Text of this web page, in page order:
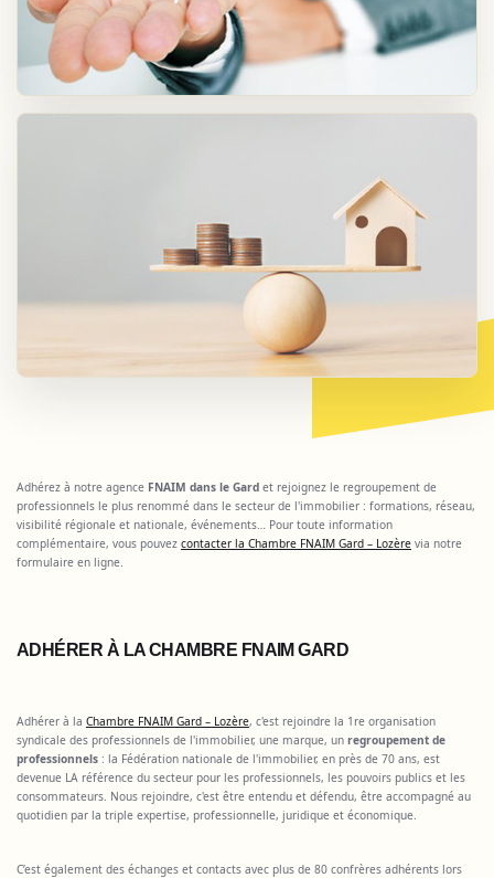
Adhérez à notre agence FNAIM dans le Gard et rejoignez le regroupement de
professionnels le plus renommé dans le secteur de l'immobilier : formations, réseau,
visibilité régionale et nationale, événements… Pour toute information
complémentaire, vous pouvez contacter la Chambre FNAIM Gard – Lozère via notre
formulaire en ligne.
ADHÉRER À LA CHAMBRE FNAIM GARD
Adhérer à la Chambre FNAIM Gard – Lozère, c'est rejoindre la 1re organisation
syndicale des professionnels de l'immobilier, une marque, un regroupement de
professionnels : la Fédération nationale de l'immobilier, en près de 70 ans, est
devenue LA référence du secteur pour les professionnels, les pouvoirs publics et les
consommateurs. Nous rejoindre, c'est être entendu et défendu, être accompagné au
quotidien par la triple expertise, professionnelle, juridique et économique.
C’est également des échanges et contacts avec plus de 80 confrères adhérents lors